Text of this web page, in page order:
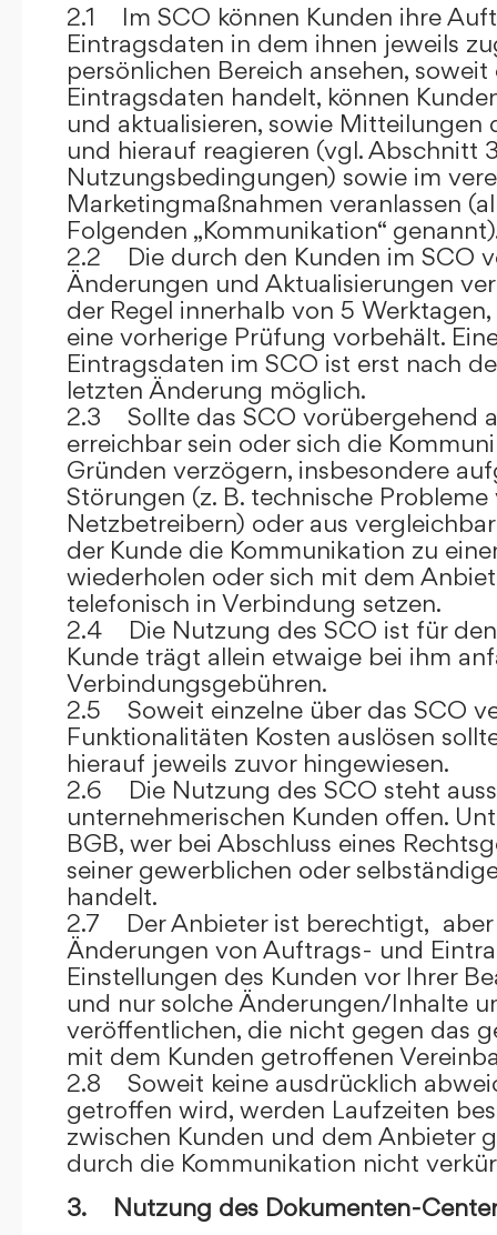
2.1 Im SCO können Kunden ihre
Eintragsdaten in dem ihnen jeweils
persönlichen Bereich ansehen,
Eintragsdaten handelt, können
und aktualisieren, sowie Mitteilungen
und hierauf reagieren (vgl. Abschnitt
Nutzungsbedingungen) sowie im
Marketingmaßnahmen veranlassen
Folgenden „Kommunikation“
2.2 Die durch den Kunden im SCO
Änderungen und Aktualisierungen
der Regel innerhalb von 5
eine vorherige Prüfung vorbehält.
Eintragsdaten im SCO ist erst nach
letzten Änderung möglich.
2.3 Sollte das SCO vorübergehend
erreichbar sein oder sich die
Gründen verzögern, insbesondere
Störungen (z. B. technische
Netzbetreibern) oder aus
der Kunde die Kommunikation zu
wiederholen oder sich mit dem
telefonisch in Verbindung setzen.
2.4 Die Nutzung des SCO ist für den
Kunde trägt allein etwaige bei ihm
Verbindungsgebühren.
2.5 Soweit einzelne über das SCO
Funktionalitäten Kosten auslösen
hierauf jeweils zuvor hingewiesen.
2.6 Die Nutzung des SCO steht
unternehmerischen Kunden offen.
BGB, wer bei Abschluss eines
seiner gewerblichen oder
handelt.
2.7 Der Anbieter ist berechtigt,
Änderungen von Auftrags- und
Einstellungen des Kunden vor Ihrer
und nur solche Änderungen/Inhalte
veröffentlichen, die nicht gegen das
mit dem Kunden getroffenen
2.8 Soweit keine ausdrücklich
getroffen wird, werden Laufzeiten
zwischen Kunden und dem Anbieter
durch die Kommunikation nicht
3. Nutzung des Dokumenten-